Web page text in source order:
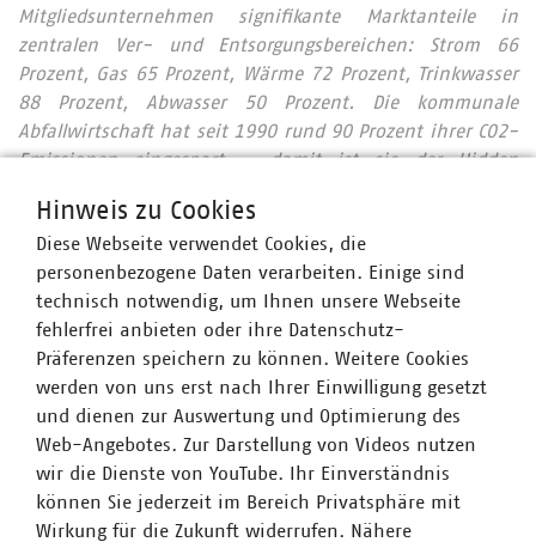
Mitgliedsunternehmen signifikante Marktanteile in
zentralen Ver- und Entsorgungsbereichen: Strom 66
Prozent, Gas 65 Prozent, Wärme 72 Prozent, Trinkwasser
88 Prozent, Abwasser 50 Prozent. Die kommunale
Abfallwirtschaft hat seit 1990 rund 90 Prozent ihrer CO2-
Emissionen eingespart – damit ist sie der Hidden
Mitgliedsunternehmen engagieren sich im
Breitbandausbau und investieren pro Jahr über 1
Milliarde Euro.
Zahlen Daten Fakten 2025
Wir halten Deutschland am Laufen – denn Zukunft wird
vor Ort gemacht: Unser Beitrag für heute und morgen:
#Daseinsvorsorge. Unsere Positionen:
https://www.vku.de/vku-positionen/
Ansprechpartner
Hinweis zu Cookies
Diese Webseite verwendet Cookies, die
personenbezogene Daten verarbeiten. Einige sind
technisch notwendig, um Ihnen unsere Webseite
fehlerfrei anbieten oder ihre Datenschutz-
Präferenzen speichern zu können. Weitere Cookies
werden von uns erst nach Ihrer Einwilligung gesetzt
und dienen zur Auswertung und Optimierung des
Web-Angebotes. Zur Darstellung von Videos nutzen
wir die Dienste von YouTube. Ihr Einverständnis
können Sie jederzeit im Bereich Privatsphäre mit
Wirkung für die Zukunft widerrufen. Nähere